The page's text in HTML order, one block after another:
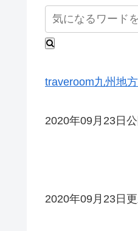
traveroom九州地方
2020年09月23日
2020年09月23日